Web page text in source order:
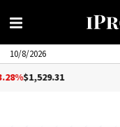
10/8/2026